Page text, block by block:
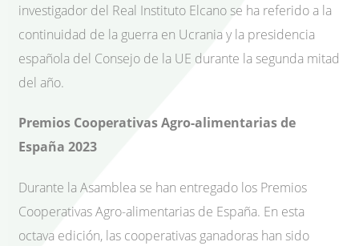
investigador del Real Instituto Elcano se ha referido a la
continuidad de la guerra en Ucrania y la presidencia
española del Consejo de la UE durante la segunda mitad
del año.
Premios Cooperativas Agro-alimentarias de
España 2023
Durante la Asamblea se han entregado los Premios
Cooperativas Agro-alimentarias de España. En esta
octava edición, las cooperativas ganadoras han sido